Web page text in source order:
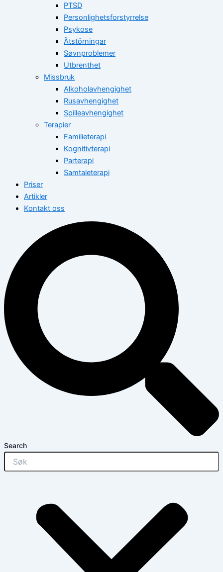
PTSD
Personlighetsforstyrrelse
Psykose
Ätstörningar
Søvnproblemer
Utbrenthet
Missbruk
Alkoholavhengighet
Rusavhengighet
Spilleavhengighet
Terapier
Familieterapi
Kognitivterapi
Parterapi
Samtaleterapi
Priser
Artikler
Kontakt oss
Search